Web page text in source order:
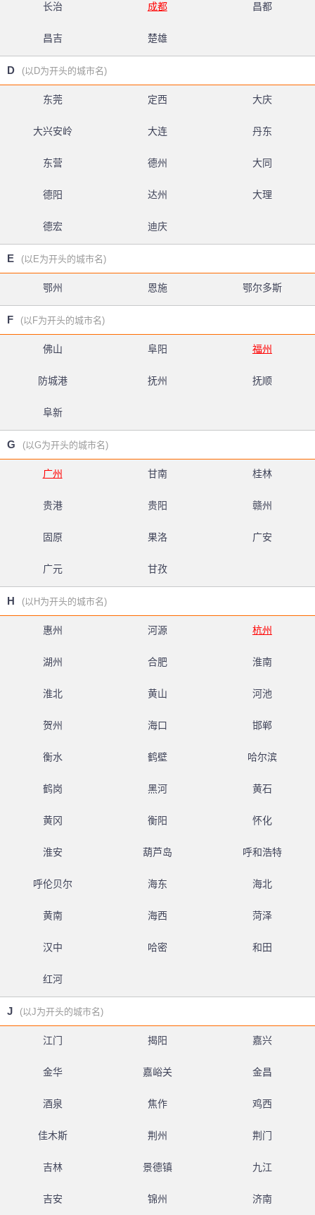
长治 成都 昌都
昌吉 楚雄
D (以D为开头的城市名)
东莞 定西 大庆
大兴安岭 大连 丹东
东营 德州 大同
德阳 达州 大理
德宏 迪庆
E (以E为开头的城市名)
鄂州 恩施 鄂尔多斯
F (以F为开头的城市名)
佛山 阜阳 福州
防城港 抚州 抚顺
阜新
G (以G为开头的城市名)
广州 甘南 桂林
贵港 贵阳 赣州
固原 果洛 广安
广元 甘孜
H (以H为开头的城市名)
惠州 河源 杭州
湖州 合肥 淮南
淮北 黄山 河池
贺州 海口 邯郸
衡水 鹤壁 哈尔滨
鹤岗 黑河 黄石
黄冈 衡阳 怀化
淮安 葫芦岛 呼和浩特
呼伦贝尔 海东 海北
黄南 海西 菏泽
汉中 哈密 和田
红河
J (以J为开头的城市名)
江门 揭阳 嘉兴
金华 嘉峪关 金昌
酒泉 焦作 鸡西
佳木斯 荆州 荆门
吉林 景德镇 九江
吉安 锦州 济南